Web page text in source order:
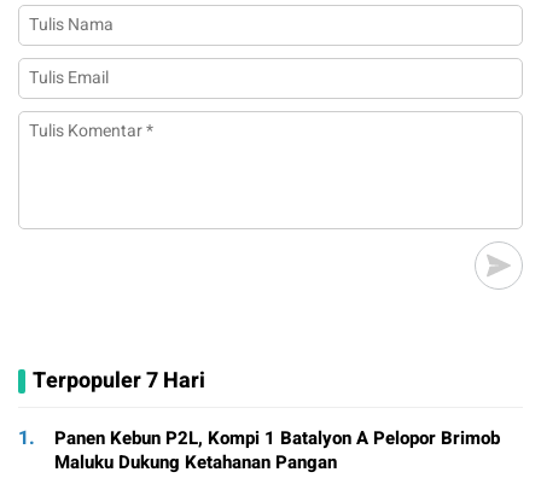
Terpopuler 7 Hari
1.
Panen Kebun P2L, Kompi 1 Batalyon A Pelopor Brimob
Maluku Dukung Ketahanan Pangan